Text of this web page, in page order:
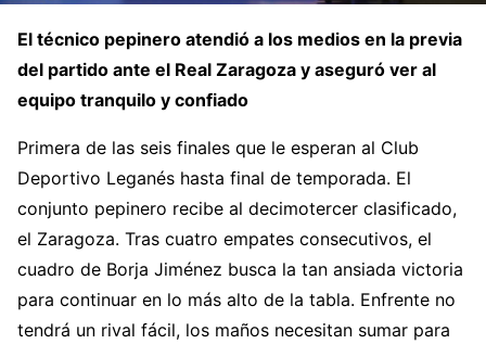
El técnico pepinero atendió a los medios en la previa
del partido ante el Real Zaragoza y aseguró ver al
equipo tranquilo y confiado
Primera de las seis finales que le esperan al Club
Deportivo Leganés hasta final de temporada. El
conjunto pepinero recibe al decimotercer clasificado,
el Zaragoza. Tras cuatro empates consecutivos, el
cuadro de Borja Jiménez busca la tan ansiada victoria
para continuar en lo más alto de la tabla. Enfrente no
tendrá un rival fácil, los maños necesitan sumar para